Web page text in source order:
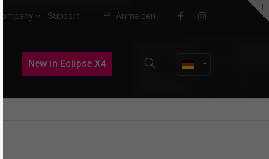
Lorem ipsum dolor sit amet,
Company Support Anmelden
New in Eclipse X4